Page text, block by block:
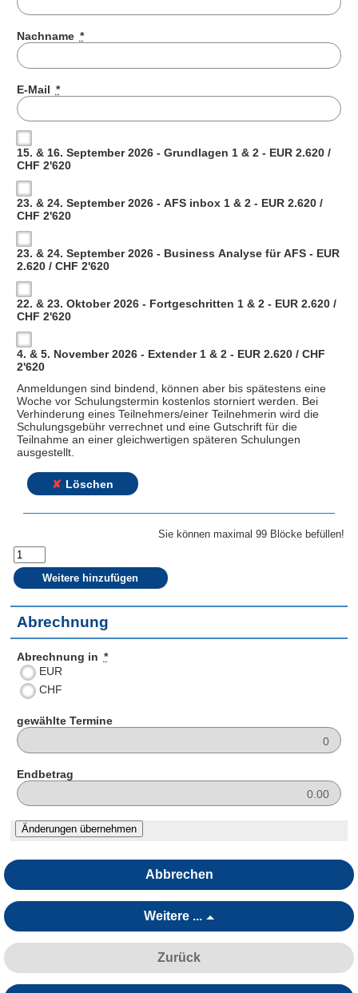
Nachname *
E-Mail *
15. & 16. September 2026 - Grundlagen 1 & 2 - EUR 2.620 /
CHF 2'620
23. & 24. September 2026 - AFS inbox 1 & 2 - EUR 2.620 /
CHF 2'620
23. & 24. September 2026 - Business Analyse für AFS - EUR
2.620 / CHF 2'620
22. & 23. Oktober 2026 - Fortgeschritten 1 & 2 - EUR 2.620 /
CHF 2'620
4. & 5. November 2026 - Extender 1 & 2 - EUR 2.620 / CHF
2'620
Anmeldungen sind bindend, können aber bis spätestens eine
Woche vor Schulungstermin kostenlos storniert werden. Bei
Verhinderung eines Teilnehmers/einer Teilnehmerin wird die
Schulungsgebühr verrechnet und eine Gutschrift für die
Teilnahme an einer gleichwertigen späteren Schulungen
ausgestellt.
Löschen
Sie können maximal 99 Blöcke befüllen!
Weitere hinzufügen
Abrechnung
Abrechnung in *
EUR
CHF
gewählte Termine
Endbetrag
Abbrechen
Weitere ...
Zurück